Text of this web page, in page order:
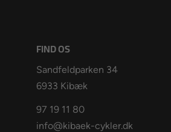
FIND OS
Sandfeldparken 34
6933 Kibæk
97 19 11 80
info@kibaek-cykler.dk